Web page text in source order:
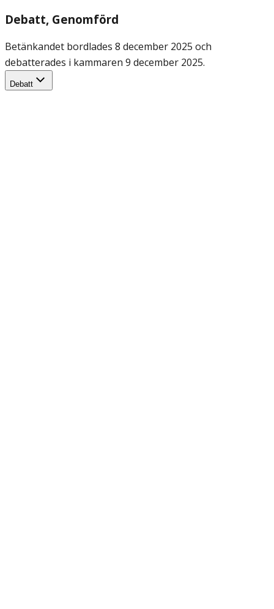
Debatt, Genomförd
Betänkandet bordlades 8 december 2025 och
debatterades i kammaren 9 december 2025.
Debatt